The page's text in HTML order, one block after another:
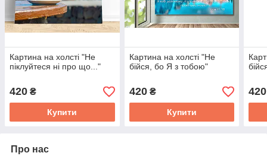
Картина на холсті "Не
піклуйтеся ні про що..."
420 ₴
Купити
Картина на холсті "Не
бійся, бо Я з тобою"
420₴
Купити
420
Про нас